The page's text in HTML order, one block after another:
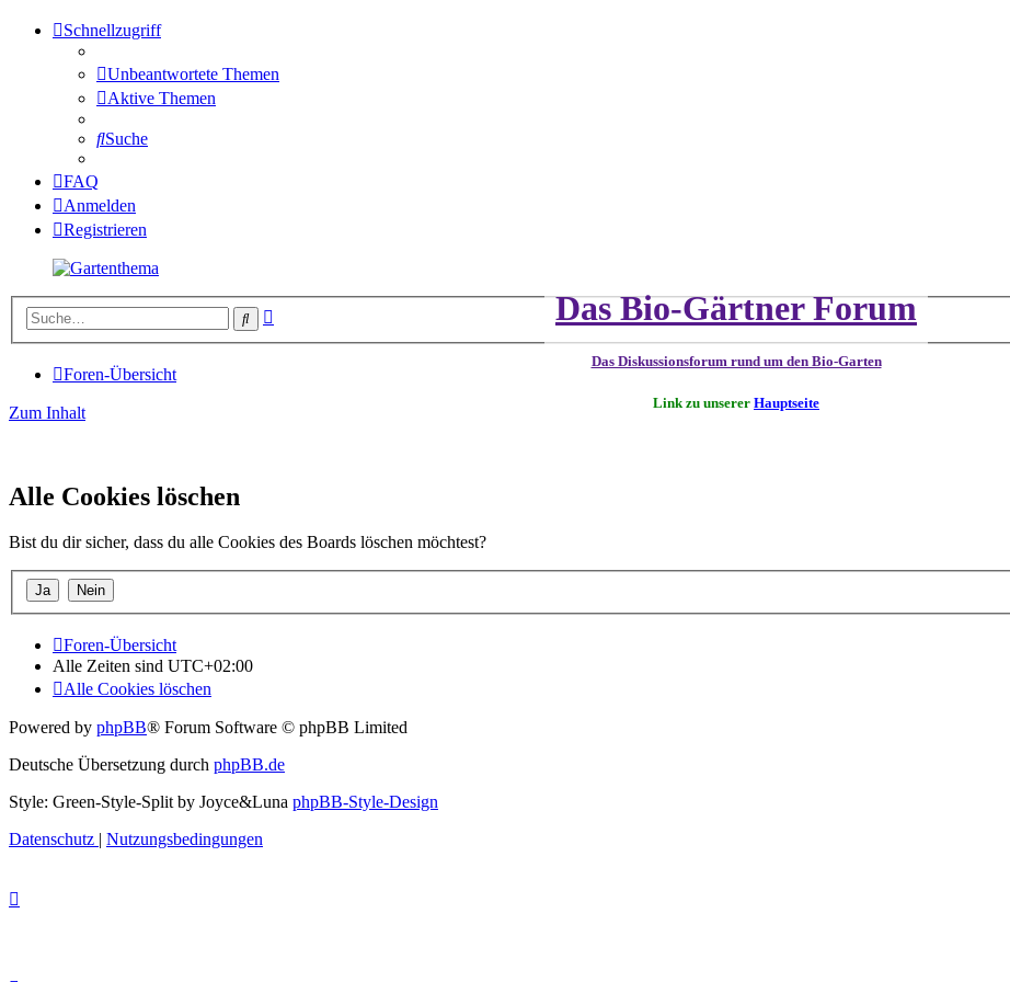
Schnellzugriff
Unbeantwortete Themen
Aktive Themen
Suche
FAQ
Anmelden
Registrieren
Das Bio-Gärtner Forum
Das Diskussionsforum rund um den Bio-Garten
Link zu unserer Hauptseite
Suche
Foren-Übersicht
Zum Inhalt
Alle Cookies löschen
Bist du dir sicher, dass du alle Cookies des Boards löschen möchtest?
Foren-Übersicht
Alle Zeiten sind UTC+02:00
Alle Cookies löschen
Powered by phpBB® Forum Software © phpBB Limited
Deutsche Übersetzung durch phpBB.de
Style: Green-Style-Split by Joyce&Luna phpBB-Style-Design
Datenschutz | Nutzungsbedingungen